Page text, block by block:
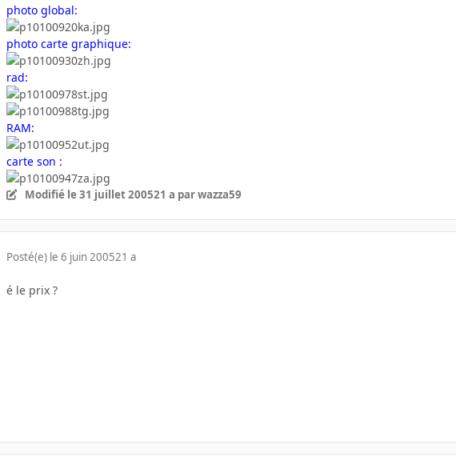
photo global:
photo carte graphique:
rad:
RAM:
carte son :
Modifié le 31 juillet 200521 a par wazza59
Posté(e) le 6 juin 200521 a
é le prix ?